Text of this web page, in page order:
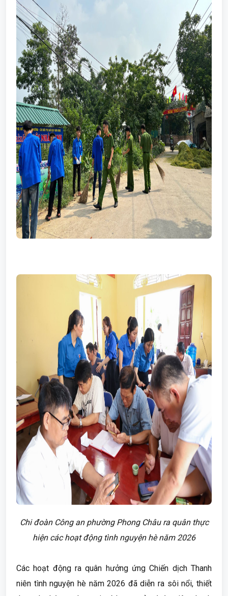
Chi đoàn Công an phường Phong Châu ra quân thực
hiện các hoạt động tình nguyện hè năm 2026
Các hoạt động ra quân hưởng ứng Chiến dịch Thanh
niên tình nguyện hè năm 2026 đã diễn ra sôi nổi, thiết